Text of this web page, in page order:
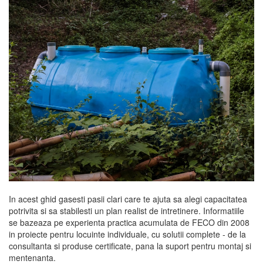
In acest ghid gasesti pasii clari care te ajuta sa alegi capacitatea
potrivita si sa stabilesti un plan realist de intretinere. Informatiile
se bazeaza pe experienta practica acumulata de FECO din 2008
in proiecte pentru locuinte individuale, cu solutii complete - de la
consultanta si produse certificate, pana la suport pentru montaj si
mentenanta.